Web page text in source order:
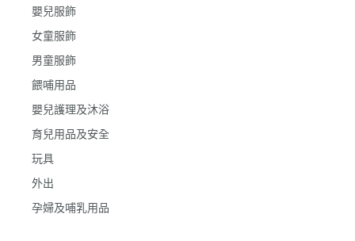
嬰兒服飾
女童服飾
男童服飾
餵哺用品
嬰兒護理及沐浴
育兒用品及安全
玩具
外出
孕婦及哺乳用品